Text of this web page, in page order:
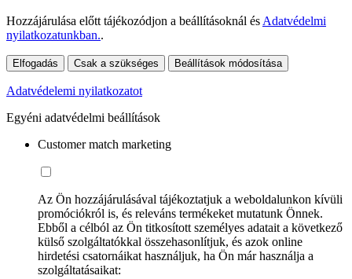
Hozzájárulása előtt tájékozódjon a beállításoknál és Adatvédelmi
nyilatkozatunkban..
Elfogadás Csak a szükséges Beállítások módosítása
Adatvédelemi nyilatkozatot
Egyéni adatvédelmi beállítások
Customer match marketing
Az Ön hozzájárulásával tájékoztatjuk a weboldalunkon kívüli
promóciókról is, és releváns termékeket mutatunk Önnek.
Ebből a célból az Ön titkosított személyes adatait a következő
külső szolgáltatókkal összehasonlítjuk, és azok online
hirdetési csatornáikat használjuk, ha Ön már használja a
szolgáltatásaikat: